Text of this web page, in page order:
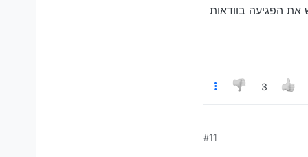
הפגיעה בוודאות
3
#11